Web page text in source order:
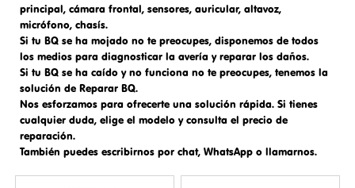
principal, cámara frontal, sensores, auricular, altavoz,
micrófono, chasís.
Si tu BQ se ha mojado no te preocupes, disponemos de todos
los medios para diagnosticar la avería y reparar los daños.
Si tu BQ se ha caído y no funciona no te preocupes, tenemos la
solución de Reparar BQ.
Nos esforzamos para ofrecerte una solución rápida. Si tienes
cualquier duda, elige el modelo y consulta el precio de
reparación.
También puedes escribirnos por chat, WhatsApp o llamarnos.